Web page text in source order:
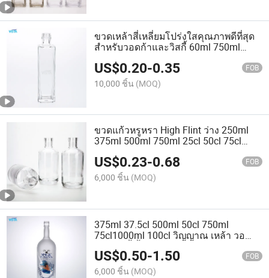
ขวดเหล้าสี่เหลี่ยมโปร่งใสคุณภาพดีที่สุด
สำหรับวอดก้าและวิสกี้ 60ml 750ml
US$0.20-0.35 FOB
10,000 ชิ้น (MOQ)
ขวดแก้วหรูหรา High Flint ว่าง 250ml
375ml 500ml 750ml 25cl 50cl 75cl
สำหรับบรรจุวอดก้า, สปิริต, เหล้า, รัม, เตกี
ล่า, บรั่นดี, วิสกี้ & ไวน์ พร้อมฝาเกลียว
US$0.23-0.68 FOB
6,000 ชิ้น (MOQ)
375ml 37.5cl 500ml 50cl 750ml
75cl1000ml 100cl วิญญาณ เหล้า วอ
ดก้า วิสกี้ น้ำ แก้ว ขวด พร้อมฝาเกลียว ฝา
ไม้จุก สีใส ฟลินท์สูง
US$0.50-1.50 FOB
6,000 ชิ้น (MOQ)